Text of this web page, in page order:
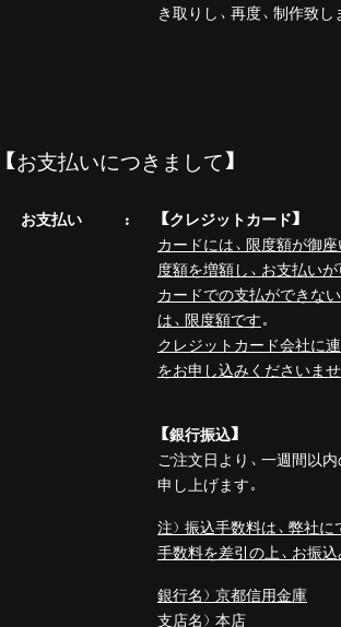
き取りし、再度、制作致し
【お支払いにつきまして】
お支払い
【クレジットカード】
カードには、限度額が御
度額を増額し、お支払いが
カードでの支払ができな
は、限度額です。
クレジットカード会社に
をお申し込みくださいませ
【銀行振込】
ご注文日より、一週間以
申し上げます。
注）振込手数料は、弊社に
手数料を差引の上、お振込
銀行名）京都信用金庫
支店名）本店